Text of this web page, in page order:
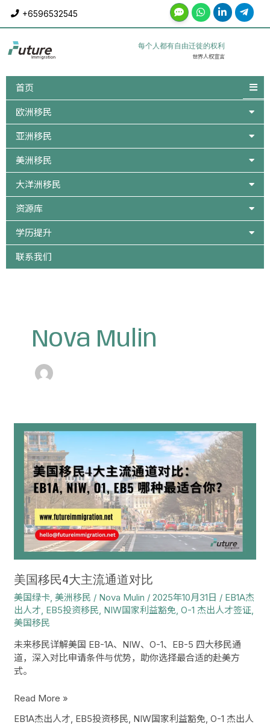
content
+6596532545
每个人都有自由迁徙的权利
世界人权宣言
首页
欧洲移民
亚洲移民
美洲移民
大洋洲移民
资源库
学历提升
联系我们
Nova Mulin
美国移民4大主流通道对比
美国绿卡,美洲移民 / Nova Mulin /2025年10月31日 / EB1A杰
出人才, EB5投资移民, NIW国家利益豁免,O-1 杰出人才签证,
美国移民
未来移民详解美国 EB-1A、NIW、O-1、EB-5 四大移民通
道，深入对比申请条件与优势，助你选择最合适的赴美方
式。
对
比
Read More »
EB1A杰出人才 EB5投资移民 NIW国家利益豁免 ,O-1 杰出人